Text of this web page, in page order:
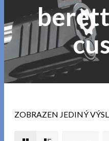
ZOBRAZEN JEDINÝ